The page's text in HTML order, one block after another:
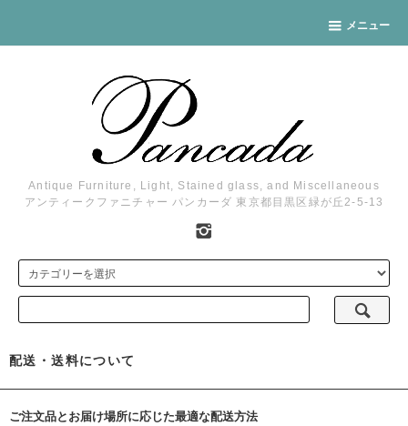
メニュー
Antique Furniture, Light, Stained glass, and Miscellaneous
アンティークファニチャー パンカーダ 東京都目黒区緑が丘2-5-13
配送・送料について
ご注文品とお届け場所に応じた最適な配送方法